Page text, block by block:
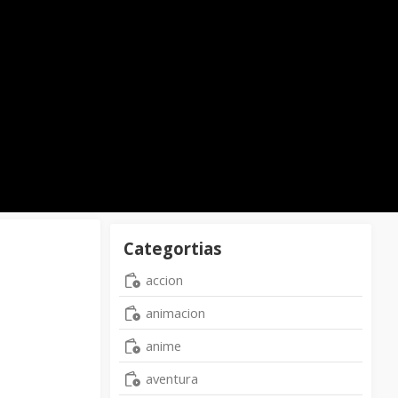
Categortias
accion
animacion
anime
aventura